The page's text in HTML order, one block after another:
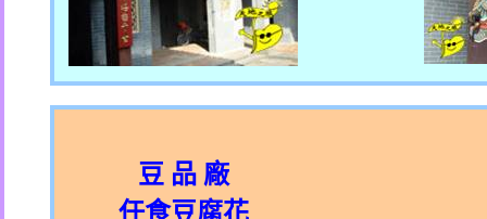
豆 品 廠
任食豆腐花